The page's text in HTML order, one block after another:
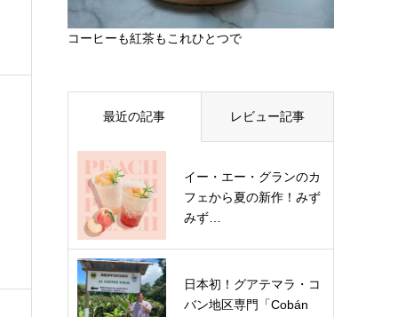
コーヒーも紅茶もこれひとつで
最近の記事 レビュー記事
イー・エー・グランのカ
フェから夏の新作！みず
みず…
日本初！グアテマラ・コ
バン地区専門「Cobán